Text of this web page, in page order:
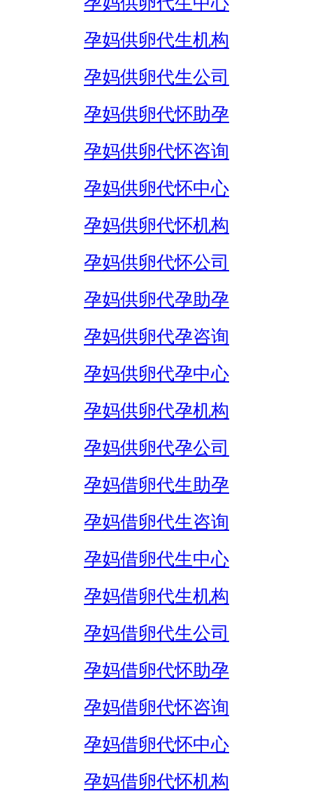
孕妈供卵代生机构
孕妈供卵代生公司
孕妈供卵代怀助孕
孕妈供卵代怀咨询
孕妈供卵代怀中心
孕妈供卵代怀机构
孕妈供卵代怀公司
孕妈供卵代孕助孕
孕妈供卵代孕咨询
孕妈供卵代孕中心
孕妈供卵代孕机构
孕妈供卵代孕公司
孕妈借卵代生助孕
孕妈借卵代生咨询
孕妈借卵代生中心
孕妈借卵代生机构
孕妈借卵代生公司
孕妈借卵代怀助孕
孕妈借卵代怀咨询
孕妈借卵代怀中心
孕妈借卵代怀机构